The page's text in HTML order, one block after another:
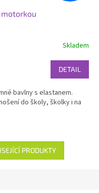
Skladem
DETAIL
bavlny s elastanem.
do školy, školky i na
PRODUKTY